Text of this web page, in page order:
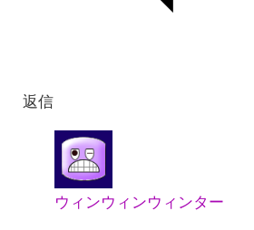
返信
ウィンウィンウィンター